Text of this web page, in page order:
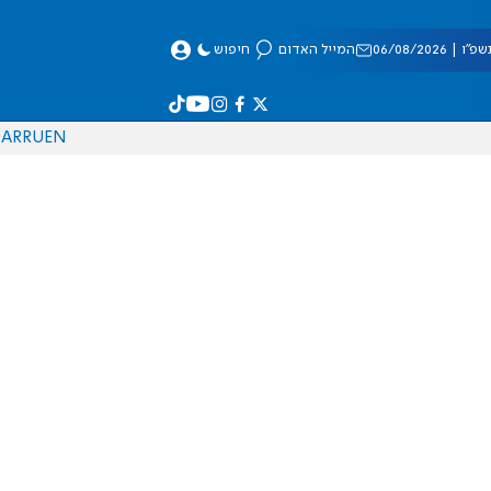
08/2026 המייל האדום חיפוש
EN
RU
AR